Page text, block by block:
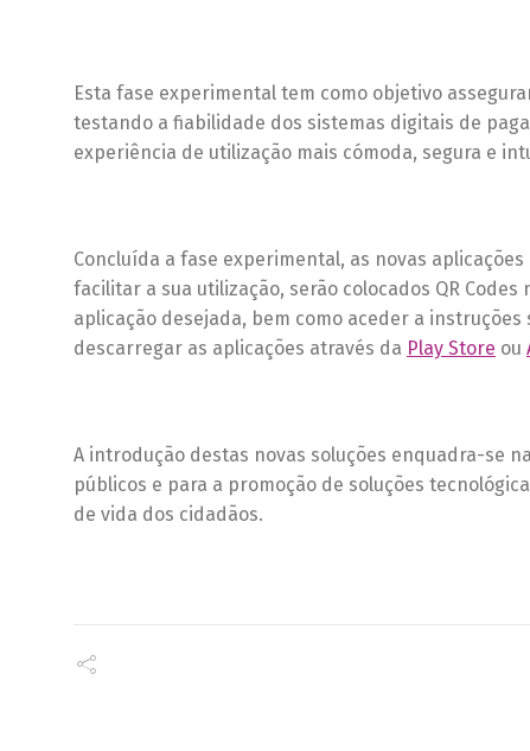
Esta fase experimental tem como objetivo
testando a fiabilidade dos sistemas digitais de
experiência de utilização mais cómoda, segura e
Concluída a fase experimental, as novas
facilitar a sua utilização, serão colocados QR
aplicação desejada, bem como aceder a
descarregar as aplicações através da Play Store ou
A introdução destas novas soluções enquadra-se
públicos e para a promoção de soluções
de vida dos cidadãos.